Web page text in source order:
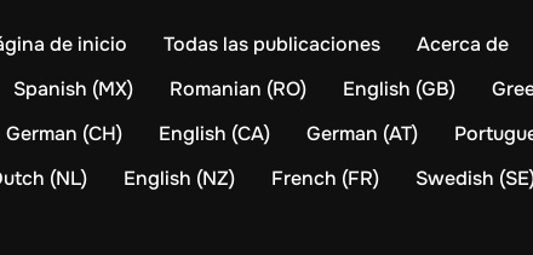
de inicio Todas las publicaciones Acerca de
Spanish (MX)
Romanian (RO) English (GB)
German (CH)
English (CA) German (AT)
(NL)
English (NZ) French (FR) Swedish